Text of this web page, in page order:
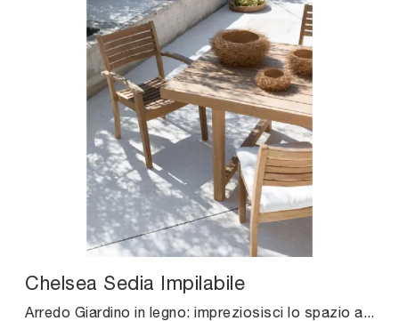
Chelsea Sedia Impilabile
Arredo Giardino in legno: impreziosisci lo spazio all'aperto con diverse soluzioni di sedie da giardino della marca Unopiu.